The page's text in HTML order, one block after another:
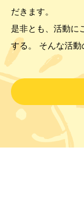
だきます。
是非とも、活動に
する。 そんな活動